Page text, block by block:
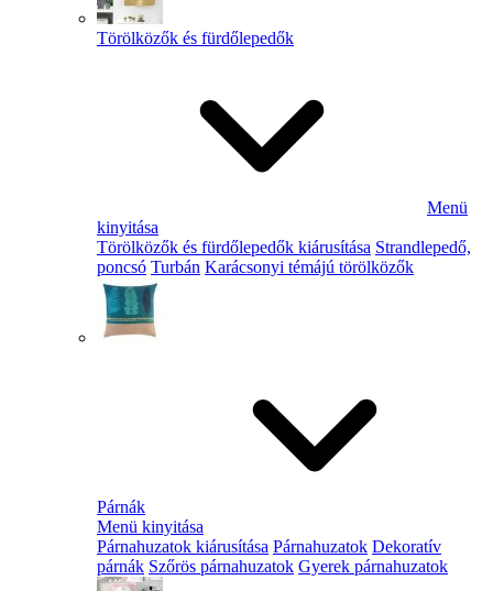
Törölközők és fürdőlepedők
Menü
kinyitása
Törölközők és fürdőlepedők kiárusítása Strandlepedő,
poncsó Turbán Karácsonyi témájú törölközők
Párnák
Menü kinyitása
Párnahuzatok kiárusítása Párnahuzatok Dekoratív
párnák Szőrös párnahuzatok Gyerek párnahuzatok